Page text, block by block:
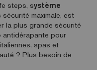
steps, système
sécurité maximale, est
la plus grande sécurité
antidérapante pour
spas et
? Plus besoin de